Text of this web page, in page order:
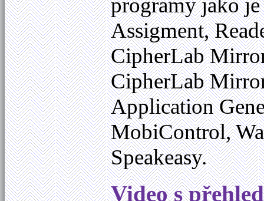
programy jako
Assigment,
CipherLab
CipherLab
Application
MobiControl,
Speakeasy.
Video s